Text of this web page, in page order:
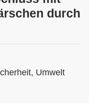
durch
Umwelt